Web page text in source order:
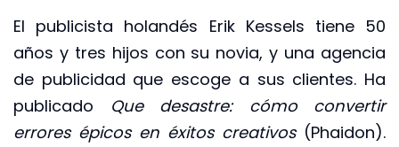
El publicista holandés Erik Kessels tiene 50
años y tres hijos con su novia, y una agencia
de publicidad que escoge a sus clientes. Ha
publicado Que desastre: cómo convertir
errores épicos en éxitos creativos(Phaidon).